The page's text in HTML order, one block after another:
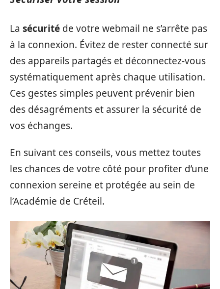
La sécurité de votre webmail ne s’arrête pas
à la connexion. Évitez de rester connecté sur
des appareils partagés et déconnectez-vous
systématiquement après chaque utilisation.
Ces gestes simples peuvent prévenir bien
des désagréments et assurer la sécurité de
vos échanges.
En suivant ces conseils, vous mettez toutes
les chances de votre côté pour profiter d’une
connexion sereine et protégée au sein de
l’Académie de Créteil.